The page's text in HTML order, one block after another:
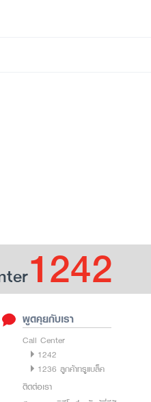
1242
พูดคุยกับเรา
Call Center
1242
1236 ลูกค้าทรูแบล็ค
ติดต่อเรา